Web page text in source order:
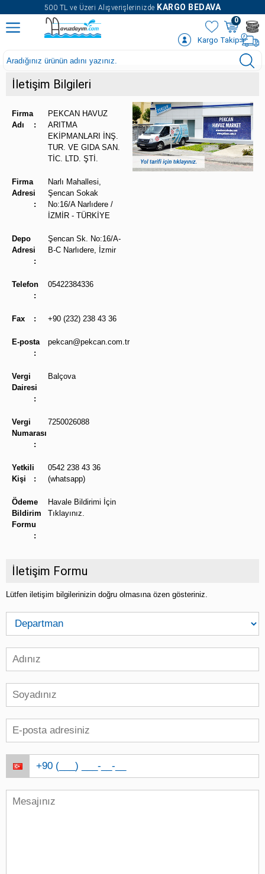
500 TL ve Üzeri Alışverişlerinizde KARGO BEDAVA
0
Kargo Takip
İletişim Bilgileri
Firma
Adı
:
PEKCAN HAVUZ
ARITMA
EKİPMANLARI İNŞ.
TUR. VE GIDA SAN.
TİC. LTD. ŞTİ.
Firma
Adresi
:
Narlı Mahallesi,
Şencan Sokak
No:16/A Narlıdere /
İZMİR - TÜRKİYE
Depo
Adresi
:
Şencan Sk. No:16/A-
B-C Narlıdere, İzmir
Telefon
:
05422384336
Fax : +90 (232) 238 43 36
E-posta
:
pekcan@pekcan.com.tr
Vergi
Dairesi
:
Balçova
Vergi
Numarası
:
7250026088
Yetkili
Kişi
:
0542 238 43 36
(whatsapp)
Ödeme
Bildirim
Formu
:
Havale Bildirimi İçin
Tıklayınız.
İletişim Formu
Lütfen iletişim bilgilerinizin doğru olmasına özen gösteriniz.